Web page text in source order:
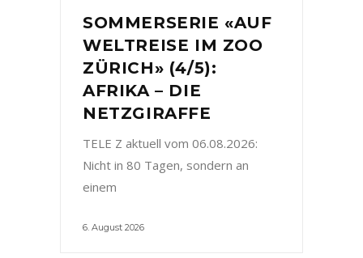
SOMMERSERIE «AUF
WELTREISE IM ZOO
ZÜRICH» (4/5):
AFRIKA – DIE
NETZGIRAFFE
TELE Z aktuell vom 06.08.2026:
Nicht in 80 Tagen, sondern an
einem
6. August 2026